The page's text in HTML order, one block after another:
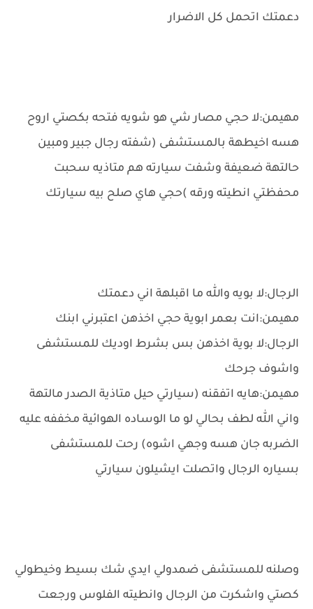
دعمتك اتحمل كل الاضرار
مهيمن:لا حجي مصار شي هو شويه فتحه بكصتي اروح
هسه اخيطهة بالمستشفى (شفته رجال جبير ومبين
حالتهة ضعيفة وشفت سيارته هم متاذيه سحبت
محفظتي انطيته ورقه )حجي هاي صلح بيه سيارتك
الرجال:لا بويه والله ما اقبلهة اني دعمتك
مهيمن:انت بعمر ابوية حجي اخذهن اعتبرني ابنك
الرجال:لا بوية اخذهن بس بشرط اوديك للمستشفى
واشوف جرحك
مهيمن:هايه اتفقنه (سيارتي حيل متاذية الصدر مالتهة
واني الله لطف بحالي لو ما الوساده الهوائية مخففه عليه
الضربه جان هسه وجهي اشوه) رحت للمستشفى
بسياره الرجال واتصلت ايشيلون سيارتي
وصلنه للمستشفى ضمدولي ايدي شك بسيط وخيطولي
كصتي واشكرت من الرجال وانطيته الفلوس ورجعت